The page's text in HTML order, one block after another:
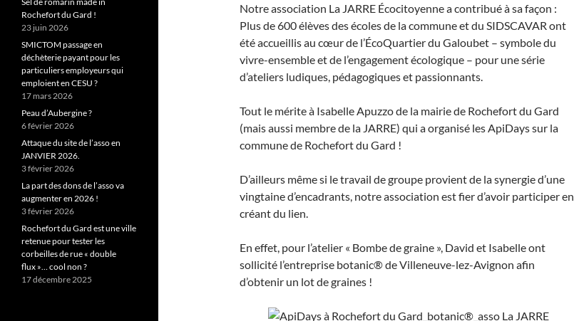
Notre association La JARRE Écocitoyenne a contribué à sa façon :
Plus de 600 élèves des écoles de la commune et du SIDSCAVAR ont
été accueillis au cœur de l’ÉcoQuartier du Galoubet – symbole du
vivre-ensemble et de l’engagement écologique – pour une série
d’ateliers ludiques, pédagogiques et passionnants.
Tout le mérite à Isabelle Apuzzo de la mairie de Rochefort du Gard
(mais aussi membre de la JARRE) qui a organisé les ApiDays sur la
commune de Rochefort du Gard !
D’ailleurs même si le travail de groupe provient de la synergie d’une
vingtaine d’encadrants, notre association est fier d’avoir participer en
créant du lien.
En effet, pour l’atelier « Bombe de graine », David et Isabelle ont
sollicité l’entreprise botanic® de Villeneuve-lez-Avignon afin
d’obtenir un lot de graines !
Rochefort du Gard !
23 juin 2026
SMICTOM passage en
déchèterie payant pour les
particuliers employeurs qui
emploient en CESU ?
17 mars 2026
Peau d’Aubergine ?
6 février 2026
Attaque du site de l’asso en
JANVIER 2026.
3 février 2026
La part des dons de l’asso va
augmenter en 2026 !
3 février 2026
Rochefort du Gard est une ville
retenue pour tester les
corbeilles de rue « double
flux »… cool non ?
17 décembre 2025